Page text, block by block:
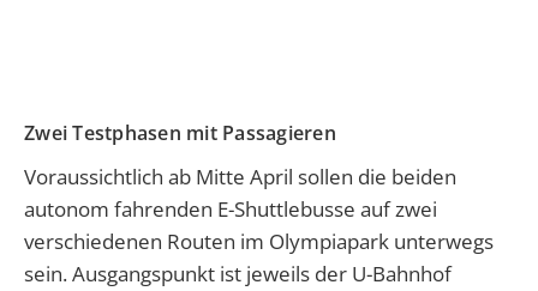
Zwei Testphasen mit Passagieren
Voraussichtlich ab Mitte April sollen die beiden
autonom fahrenden E-Shuttlebusse auf zwei
verschiedenen Routen im Olympiapark unterwegs
sein. Ausgangspunkt ist jeweils der U-Bahnhof